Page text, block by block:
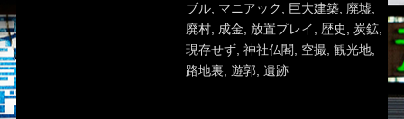
ブル, マニアック 巨大建築, 廃墟
廃村, 成金 放置プレイ 歴史 炭鉱,
現存せず, 神社仏閣 空撮, 観光地,
路地裏 遊郭, 遺跡